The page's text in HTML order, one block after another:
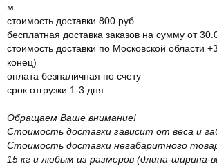
м
стоимость доставки 800 руб
бесплатная доставка заказов на сумму от
стоимость доставки по Московской области
конец)
оплата безналичная по счету
срок отгрузки 1-3 дня
Обращаем Ваше внимание!
Стоимость доставки зависит от веса и
Стоимость доставки негабаритного
15 кг и любым из размеров (длина-ширина-